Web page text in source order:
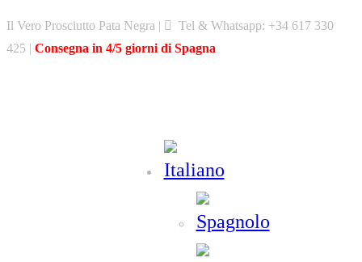
Il Vero Prosciutto Pata Negra |
Tel & Whatsapp: +34 617 330
425 | Consegna in 4/5 giorni di Spagna